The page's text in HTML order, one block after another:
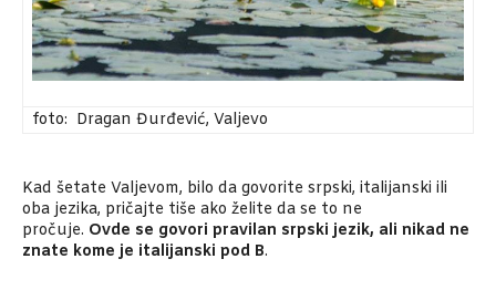
foto: Dragan Đurđević, Valjevo
Kad šetate Valjevom, bilo da govorite srpski, italijanski ili
oba jezika, pričajte tiše ako želite da se to ne
pročuje. Ovde se govori pravilan srpski jezik, ali nikad ne
znate kome je italijanski pod B.